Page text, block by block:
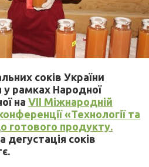
соків України
рамках Народної
на VII Міжнародній
«Технології та
готового продукту.
дегустація соків